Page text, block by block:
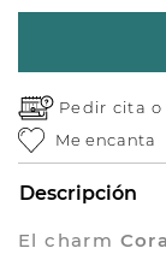
Pedir cita o
Me encanta
Descripción
El charm